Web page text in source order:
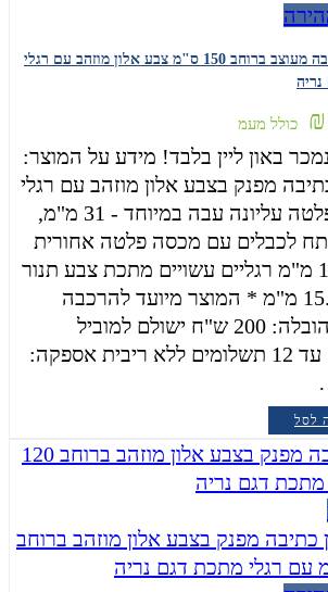
שולחן כתיבה מעוצב ברוחב 150 ס"מ צבע אלון מוזהב עם רגלי
₪ כולל מעמ
באון ליין בלבד! מידע על המוצר:
מפנק בצבע אלון מוזהב עם רגלי
מתכת פלטה עליונה עבה במיוחד - 31 מ"מ,
לכבלים עם מכסה פלטה אחורית
בעובי 15 מ"מ רגליים עשויים מתכת צבע תנור
60*15.1.2 מ"מ * המוצר מיועד להרכבה
עצמית הובלה: 200 ש"ח ישולם למוביל
תשלום: עד 12 תשלומים ללא ריבית אספקה:
לסל